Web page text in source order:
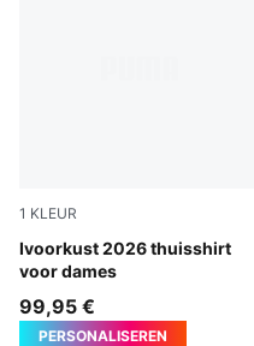
1 KLEUR
Ivoorkust 2026 thuisshirt
voor dames
Rickie Orange-Sport Green
99,95 €
PERSONALISEREN